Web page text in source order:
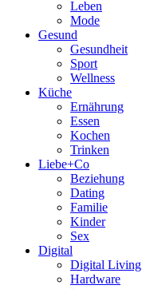
Leben
Mode
Gesund
Gesundheit
Sport
Wellness
Küche
Ernährung
Essen
Kochen
Trinken
Liebe+Co
Beziehung
Dating
Familie
Kinder
Sex
Digital
Digital Living
Hardware